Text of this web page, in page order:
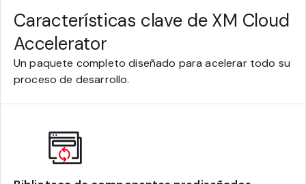
Características clave de XM Cloud
Accelerator
Un paquete completo diseñado para acelerar todo su
proceso de desarrollo.